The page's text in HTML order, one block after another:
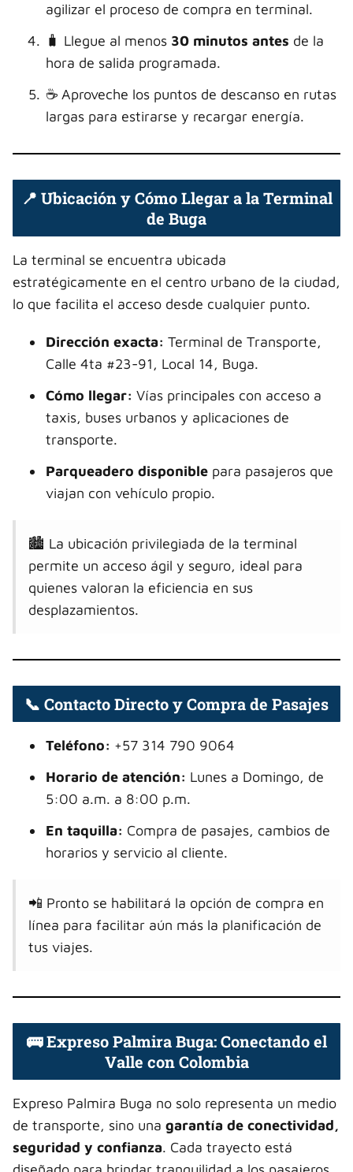
agilizar el proceso de compra en terminal.
🧳 Llegue al menos 30 minutos antes de la
hora de salida programada.
☕ Aproveche los puntos de descanso en rutas
largas para estirarse y recargar energía.
📍 Ubicación y Cómo Llegar a la Terminal
de Buga
La terminal se encuentra ubicada
estratégicamente en el centro urbano de la ciudad,
lo que facilita el acceso desde cualquier punto.
Dirección exacta: Terminal de Transporte,
Calle 4ta #23-91, Local 14, Buga.
Cómo llegar: Vías principales con acceso a
taxis, buses urbanos y aplicaciones de
transporte.
Parqueadero disponible para pasajeros que
viajan con vehículo propio.
🏙️ La ubicación privilegiada de la terminal
permite un acceso ágil y seguro, ideal para
quienes valoran la eficiencia en sus
desplazamientos.
📞 Contacto Directo y Compra de Pasajes
Teléfono: +57 314 790 9064
Horario de atención: Lunes a Domingo, de
5:00 a.m. a 8:00 p.m.
En taquilla: Compra de pasajes, cambios de
horarios y servicio al cliente.
📲 Pronto se habilitará la opción de compra en
línea para facilitar aún más la planificación de
tus viajes.
🚌 Expreso Palmira Buga: Conectando el
Valle con Colombia
Expreso Palmira Buga no solo representa un medio
de transporte, sino una garantía de conectividad,
seguridad y confianza. Cada trayecto está